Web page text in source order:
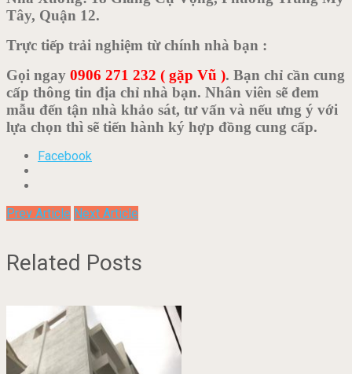
Tây, Quận 12.
Trực tiếp trải nghiệm từ chính nhà bạn :
Gọi ngay 0906 271 232 ( gặp Vũ ). Bạn chỉ cần cung
cấp thông tin địa chỉ nhà bạn. Nhân viên sẽ đem
mẫu đến tận nhà khảo sát, tư vấn và nếu ưng ý với
lựa chọn thì sẽ tiến hành ký hợp đồng cung cấp.
Facebook
Prev Article Next Article
Related Posts